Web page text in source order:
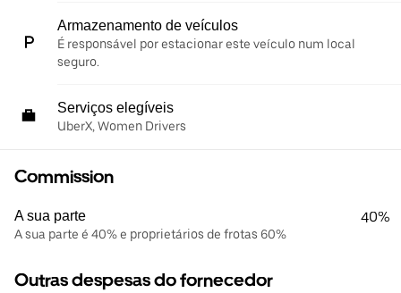
Armazenamento de veículos
É responsável por estacionar este veículo num local
seguro.
Serviços elegíveis
UberX, Women Drivers
Commission
A sua parte
A sua parte é 40% e proprietários de frotas 60%
40%
Outras despesas do fornecedor